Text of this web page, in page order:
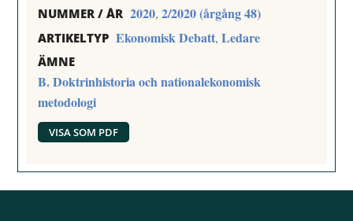
NUMMER / ÅR 2020,2/2020 (årgång 48)
ARTIKELTYP Ekonomisk Debatt,Ledare
ÄMNE
B. Doktrinhistoria och nationalekonomisk
metodologi
VISA SOM PDF